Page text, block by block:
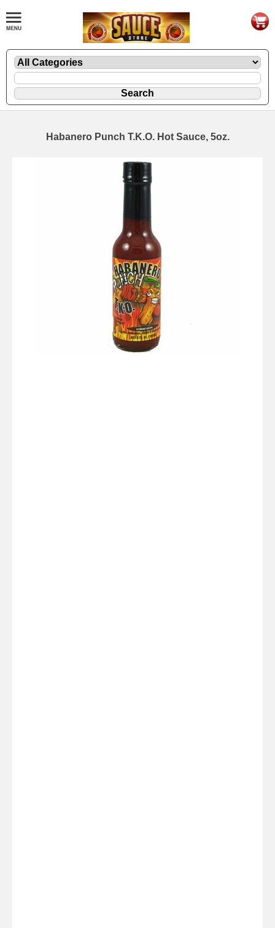
Habanero Punch T.K.O. Hot Sauce, 5oz.